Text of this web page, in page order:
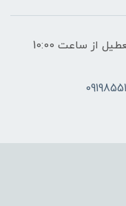
ساعات پاسخگویی: فقط روزهای غیر تعطیل از ساعت 10:00